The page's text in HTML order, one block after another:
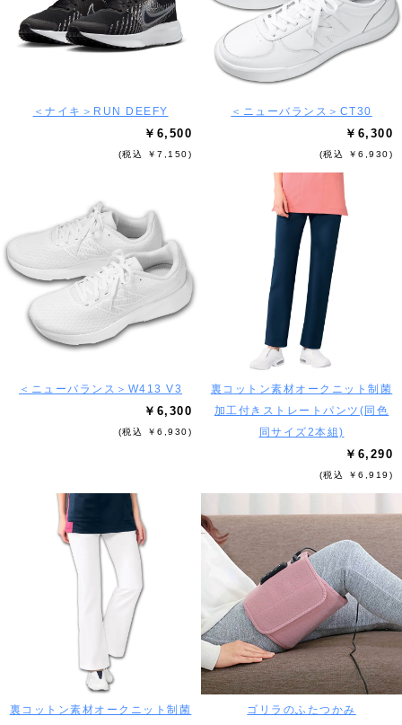
＜ナイキ＞RUN DEEFY
￥6,500
(税込 ￥7,150)
＜ニューバランス＞CT30
￥6,300
(税込 ￥6,930)
＜ニューバランス＞W413 V3
￥6,300
(税込 ￥6,930)
裏コットン素材オークニット制菌
加工付きストレートパンツ(同色
同サイズ2本組)
￥6,290
(税込 ￥6,919)
裏コットン素材オークニット制菌
ゴリラのふたつかみ